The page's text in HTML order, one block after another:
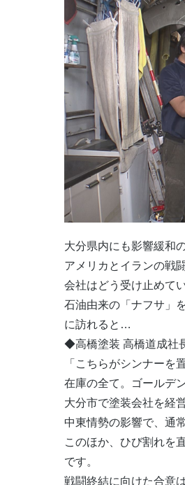
大分県内にも影響緩和
アメリカとイランの戦
会社はどう受け止めて
石油由来の「ナフサ」
に訪れると…
◆高橋塗装 高橋道成社
「こちらがシンナーを
在庫の全て。ゴールデ
大分市で塗装会社を経
中東情勢の影響で、通
このほか、ひび割れを
です。
戦闘終結に向けた合意